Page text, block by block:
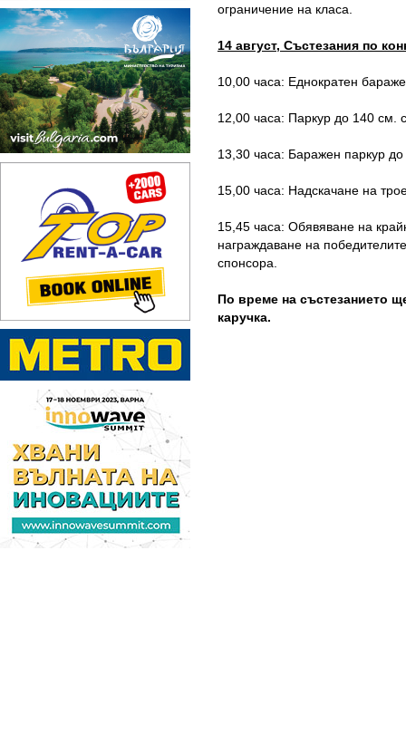
ограничение на класа.
14 август, Състезания по
10,00 часа: Еднократен
12,00 часа: Паркур до 140 см.
13,30 часа: Баражен паркур
15,00 часа: Надскачане на
15,45 часа: Обявяване на
награждаване на
спонсора.
По време на състезанието
каручка.